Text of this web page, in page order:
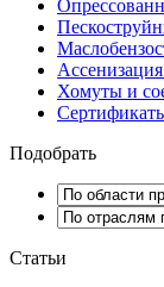
Хомуты и
Подобрать
Статьи